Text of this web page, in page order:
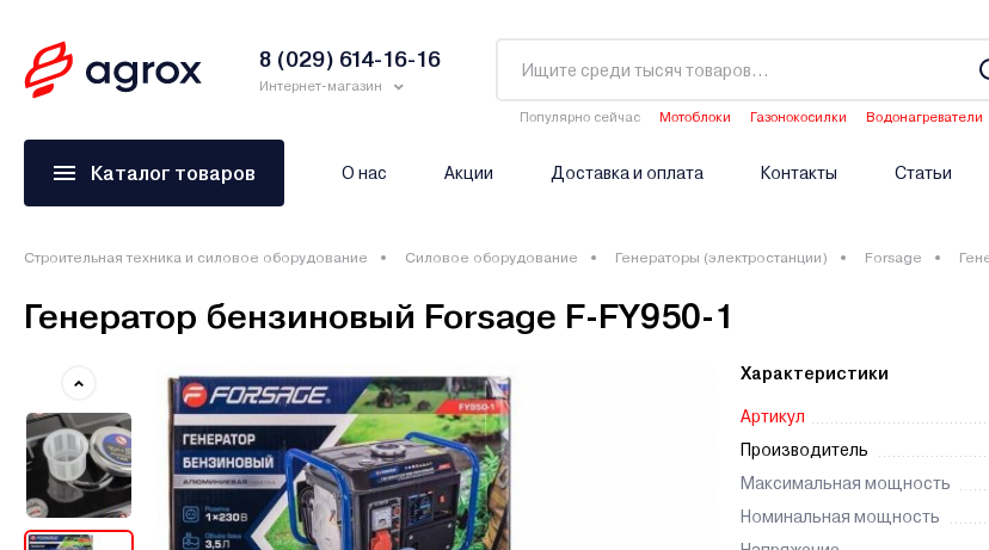
8 (029) 614-16-16
Интернет-магазин
Популярно сейчас Мотоблоки Газонокосилки
Водонагреватели
Каталог товаров О нас Акции Доставка и оплата Контакты Статьи
Строительная техника и силовое оборудование Силовое оборудование Генераторы (электростанции) Forsage
Генератор бензиновый Forsage F-FY950-1
Характеристики
Артикул
Производитель
Максимальная мощность
Номинальная мощность